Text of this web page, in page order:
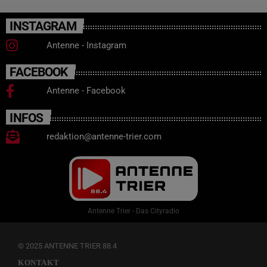
INSTAGRAM
Antenne - Instagram
FACEBOOK
Antenne - Facebook
INFOS
redaktion@antenne-trier.com
Antenne Trier - Das Cityradio
© 2025 ANTENNE TRIER 88.4
KONTAKT